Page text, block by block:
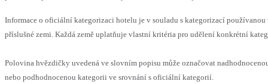
Informace o oficiální kategorizaci hotelu je v souladu s kategorizací používanou
příslušné zemi. Každá země uplatňuje vlastní kritéria pro udělení konkrétní
Polovina hvězdičky uvedená ve slovním popisu může označovat
nebo podhodnocenou kategorii ve srovnání s oficiální kategorií.